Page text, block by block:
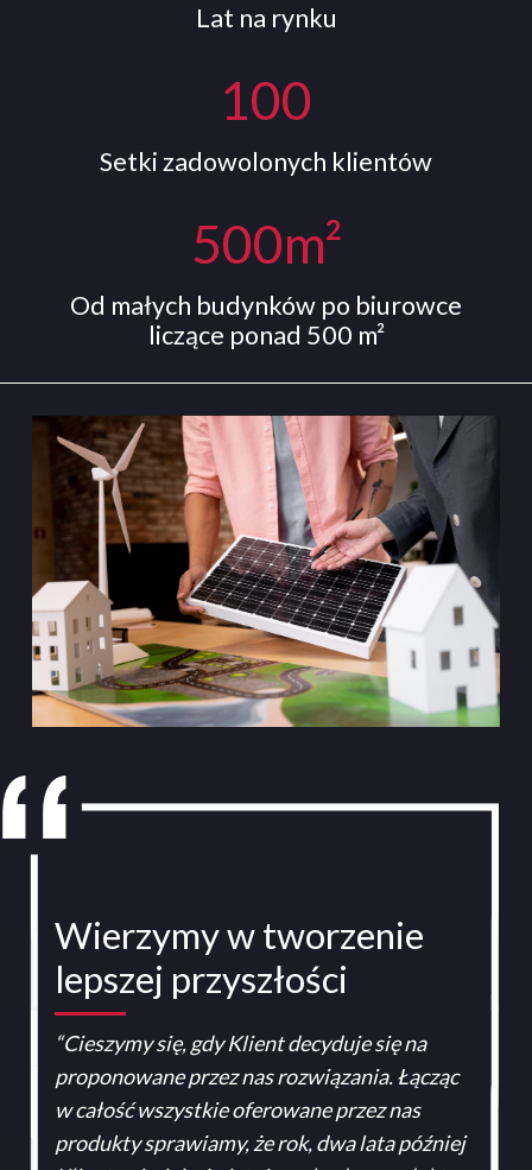
Lat na rynku
100
Setki zadowolonych klientów
500m²
Od małych budynków po biurowce
liczące ponad 500 m²
Wierzymy w tworzenie
lepszej przyszłości
“Cieszymy się, gdy Klient decyduje się na
proponowane przez nas rozwiązania. Łącząc
w całość wszystkie oferowane przez nas
produkty sprawiamy, że rok, dwa lata później